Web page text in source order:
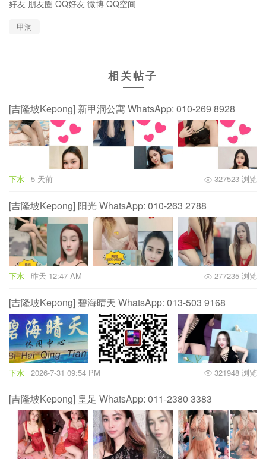
好友 朋友圈 QQ好友 微博 QQ空间
甲洞
相关帖子
[吉隆坡Kepong] 新甲洞公寓 WhatsApp: 010-269 8928
下水 5 天前 327523 浏览
[吉隆坡Kepong] 阳光 WhatsApp: 010-263 2788
下水 昨天 12:47 AM 277235 浏览
[吉隆坡Kepong] 碧海晴天 WhatsApp: 013-503 9168
下水 2026-7-31 09:54 PM 321948 浏览
[吉隆坡Kepong] 皇足 WhatsApp: 011-2380 3383